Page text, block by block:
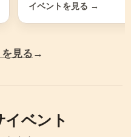
イベントを見る →
見る→
イベント